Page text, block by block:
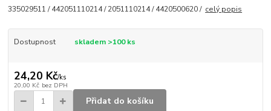
335029511 / 442051110214 / 2051110214 / 4420500620 / celý popis
Dostupnost skladem >100 ks
24,20 Kč/ks
20,00 Kč bez DPH
Přidat do košíku